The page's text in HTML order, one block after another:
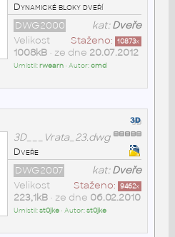
Dynamické bloky dveří
kat:Dveře
DWG2000
Staženo: 10873x
Velikost
1008kB• ze dne 20.07.2012
Umístil:rwearn• Autor:cmd
3D___Vrata_23.dwg
Dveře
kat:Dveře
DWG2007
Staženo: 9462x
Velikost
223,1kB• ze dne 06.02.2010
Umístil:st0jke• Autor:st0jke